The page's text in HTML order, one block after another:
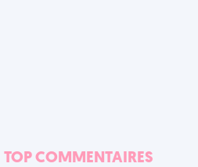
TOP COMMENTAIRES